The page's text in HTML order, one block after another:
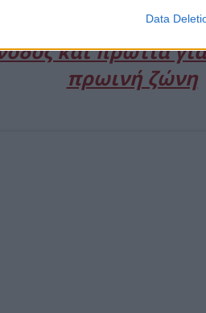
Data
και πρωτιά
πρωινή ζώνη